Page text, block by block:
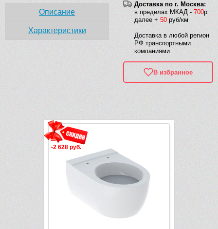
Доставка по г. Москва:
в пределах МКАД - 700р
далее + 50 руб/км
Доставка в любой регион
РФ транспортными
компаниями
В избранное
Описание
Характеристики
-2 628 руб.